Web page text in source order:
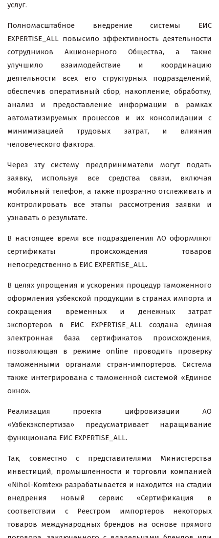
услуг.
Полномасштабное внедрение системы ЕИС
EXPERTISE_ALL повысило эффективность деятельности
сотрудников Акционерного Общества, а также
улучшило взаимодействие и координацию
деятельности всех его структурных подразделений,
обеспечив оперативный сбор, накопление, обработку,
анализ и предоставление информации в рамках
автоматизируемых процессов и их консолидации с
минимизацией трудовых затрат, и влияния
человеческого фактора.
Через эту систему предприниматели могут подать
заявку, используя все средства связи, включая
мобильный телефон, а также прозрачно отслеживать и
контролировать все этапы рассмотрения заявки и
узнавать о результате.
В настоящее время все подразделения АО оформляют
сертификаты происхождения товаров
непосредственно в ЕИС EXPERTISE_ALL.
В целях упрощения и ускорения процедур таможенного
оформления узбекской продукции в странах импорта и
сокращения временных и денежных затрат
экспортеров в ЕИС EXPERTISE_ALL создана единая
электронная база сертификатов происхождения,
позволяющая в режиме online проводить проверку
таможенными органами стран-импортеров. Система
также интегрирована с таможенной системой «Единое
окно».
Реализация проекта цифровизации АО
«Узбекэкспертиза» предусматривает наращивание
функционала ЕИС EXPERTISE_ALL.
Так, совместно с представителями Министерства
инвестиций, промышленности и торговли компанией
«Nihol-Komtex» разрабатывается и находится на стадии
внедрения новый сервис «Сертификация в
соответствии с Реестром импортеров некоторых
товаров международных брендов на основе прямого